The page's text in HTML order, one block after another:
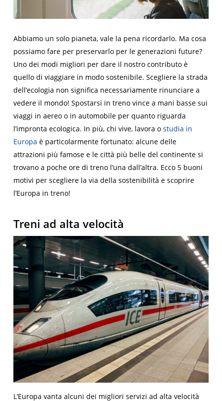
Abbiamo un solo pianeta, vale la pena ricordarlo. Ma cosa
possiamo fare per preservarlo per le generazioni future?
Uno dei modi migliori per dare il nostro contributo è
quello di viaggiare in modo sostenibile. Scegliere la strada
dell’ecologia non significa necessariamente rinunciare a
vedere il mondo! Spostarsi in treno vince a mani basse sui
viaggi in aereo o in automobile per quanto riguarda
l’impronta ecologica. In più, chi vive, lavora o studia in
Europa è particolarmente fortunato: alcune delle
attrazioni più famose e le città più belle del continente si
trovano a poche ore di treno l’una dall’altra. Ecco 5 buoni
motivi per scegliere la via della sostenibilità e scoprire
l’Europa in treno!
Treni ad alta velocità
L’Europa vanta alcuni dei migliori servizi ad alta velocità